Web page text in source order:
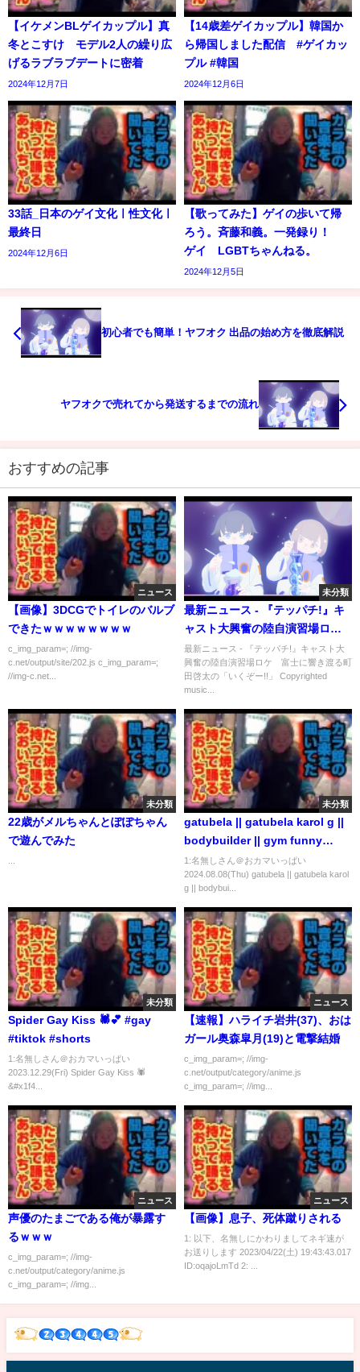
【イケメンBLゲイカップル】真
冬とこすけ モデル2人の繰り広
げるラブラブデートに密着
2024年12月7日
【14歳差ゲイカップル】韓国か
ら帰国しました配信 #ゲイカッ
プル #韓国
2024年12月6日
33話_日本のゲイ文化ㅣ性文化ㅣ
最終日
2024年12月6日
【歌ってみた】ゲイの歩いて帰
ろう。斉藤和義。一発録り！
ゲイ LGBTちゃんねる。
2024年12月5日
初心者でも簡単！ヤフオク 出品の始め方を徹底解説
ヤフオクで売れてから発送するまでの流れ
おすすめの記事
ニュース
【画像】3DCGでトイレのバルブ
できたｗｗｗｗｗｗｗｗ
c_img_param=; //img-
c.net/output/site/202.js c_img_param=;
//img-c.net...
未分類
最新ニュース - 『テッパチ!』キ
ャスト大興奮の陸自演習場ロ
ケ 富士に響き渡る町田啓太の
「いくぞー!!」
最新ニュース - 『テッパチ!』キャスト大
興奮の陸自演習場ロケ 富士に響き渡る町
田啓太の「いくぞー!!」 Copyrighted
music...
未分類
22歳がメルちゃんとぽぽちゃん
で遊んでみた
未分類
gatubela || gatubela karol g ||
bodybuilder || gym funny
video || gay bodybuilder ||
#shorts #gay 💪💪
1:名無しさん＠おカマいっぱい
2024.08.08(Thu) gatubela || gatubela karol
g || bodybui...
未分類
Spider Gay Kiss 🕷️💕 #gay
#tiktok #shorts
1:名無しさん＠おカマいっぱい
2023.12.29(Fri) Spider Gay Kiss 🕷️
&#x1f4...
ニュース
【速報】ハライチ岩井(37)、おは
ガール奥森皐月(19)と電撃結婚
c_img_param=; //img-
c.net/output/category/anime.js
c_img_param=; //img...
ニュース
声優のたまごである俺が暴露す
るｗｗｗ
c_img_param=; //img-
c.net/output/category/anime.js
c_img_param=; //img...
ニュース
【画像】息子、死体蹴りされる
1: 以下、名無しにかわりましてネギ速が
お送りします 2023/04/22(土) 19:43:43.017
ID:oqajoLmTd 2: ...